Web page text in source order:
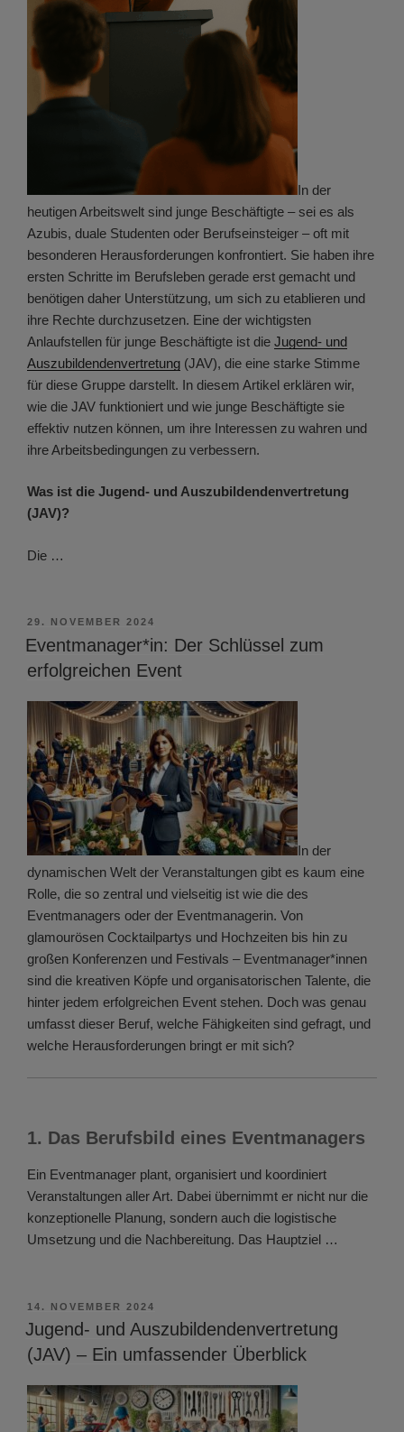
In der
heutigen Arbeitswelt sind junge Beschäftigte – sei es als
Azubis, duale Studenten oder Berufseinsteiger – oft mit
besonderen Herausforderungen konfrontiert. Sie haben ihre
ersten Schritte im Berufsleben gerade erst gemacht und
benötigen daher Unterstützung, um sich zu etablieren und
ihre Rechte durchzusetzen. Eine der wichtigsten
Anlaufstellen für junge Beschäftigte ist die Jugend- und
Auszubildendenvertretung (JAV), die eine starke Stimme
für diese Gruppe darstellt. In diesem Artikel erklären wir,
wie die JAV funktioniert und wie junge Beschäftigte sie
effektiv nutzen können, um ihre Interessen zu wahren und
ihre Arbeitsbedingungen zu verbessern.
Was ist die Jugend- und Auszubildendenvertretung
(JAV)?
Die …
VERÖFFENTLICHT
AM
29. NOVEMBER 2024
Eventmanager*in: Der Schlüssel zum
erfolgreichen Event
In der
dynamischen Welt der Veranstaltungen gibt es kaum eine
Rolle, die so zentral und vielseitig ist wie die des
Eventmanagers oder der Eventmanagerin. Von
glamourösen Cocktailpartys und Hochzeiten bis hin zu
großen Konferenzen und Festivals – Eventmanager*innen
sind die kreativen Köpfe und organisatorischen Talente, die
hinter jedem erfolgreichen Event stehen. Doch was genau
umfasst dieser Beruf, welche Fähigkeiten sind gefragt, und
welche Herausforderungen bringt er mit sich?
1. Das Berufsbild eines Eventmanagers
Ein Eventmanager plant, organisiert und koordiniert
Veranstaltungen aller Art. Dabei übernimmt er nicht nur die
konzeptionelle Planung, sondern auch die logistische
Umsetzung und die Nachbereitung. Das Hauptziel …
VERÖFFENTLICHT
AM
14. NOVEMBER 2024
Jugend- und Auszubildendenvertretung
(JAV) – Ein umfassender Überblick